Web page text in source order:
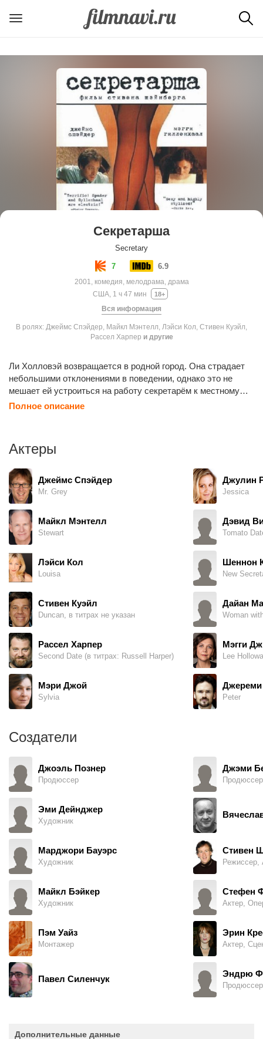
Секретарша
Secretary
7 6.9
2001, комедия, мелодрама, драма
США, 1 ч 47 мин
18+
Вся информация
В ролях: Джеймс Спэйдер, Майкл Мэнтелл, Лэйси Кол, Стивен Куэйл,
Рассел Харпер и другие
Ли Холловэй возвращается в родной город. Она страдает
небольшими отклонениями в поведении, однако это не
мешает ей устроиться на работу секретарём к местному
юристу мистеру Грэю. Поначалу работа кажется Ли вполне
Полное описание
Актеры
Джеймс Спэйдер
Mr. Grey
Майкл Мэнтелл
Stewart
Лэйси Кол
Louisa
Стивен Куэйл
Duncan, в титрах не указан
Рассел Харпер
Second Date (в титрах: Russell Harper)
Мэри Джой
Sylvia
Джулин
Jessica
Дэвид
Tomato
Шеннон
New
Дайан
Мэгги
Lee
Джереми
Peter
Создатели
Джоэль Познер
Продюссер
Эми Дейнджер
Художник
Марджори Бауэрс
Художник
Майкл Бэйкер
Художник
Пэм Уайз
Монтажер
Павел Силенчук
Джэми
Продюссер
Стивен
Стефен
Актер,
Эрин
Актер,
Эндрю
Продюссер
Дополнительные данные